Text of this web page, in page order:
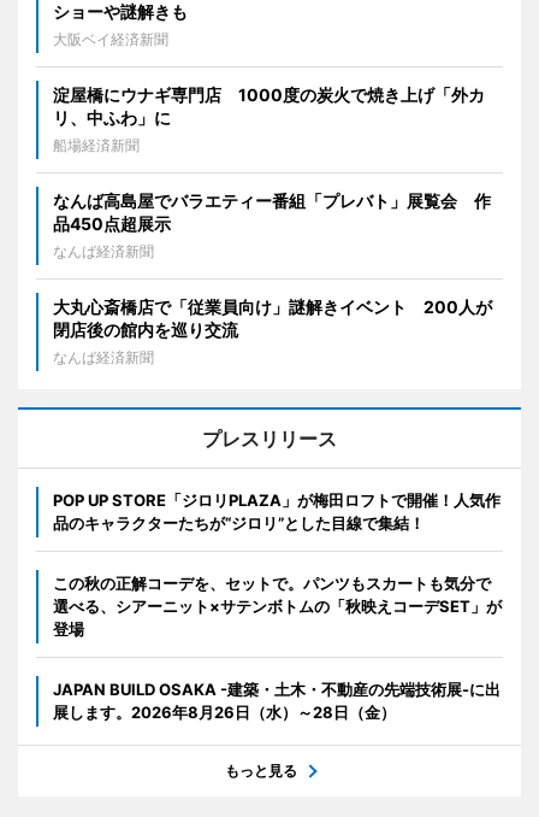
ショーや謎解きも
大阪ベイ経済新聞
淀屋橋にウナギ専門店 1000度の炭火で焼き上げ「外カ
リ、中ふわ」に
船場経済新聞
なんば高島屋でバラエティー番組「プレバト」展覧会 作
品450点超展示
なんば経済新聞
大丸心斎橋店で「従業員向け」謎解きイベント 200人が
閉店後の館内を巡り交流
なんば経済新聞
プレスリリース
POP UP STORE「ジロリPLAZA」が梅田ロフトで開催！人気作
品のキャラクターたちが“ジロリ”とした目線で集結！
この秋の正解コーデを、セットで。パンツもスカートも気分で
選べる、シアーニット×サテンボトムの「秋映えコーデSET」が
登場
JAPAN BUILD OSAKA -建築・土木・不動産の先端技術展-に出
展します。2026年8月26日（水）～28日（金）
もっと見る